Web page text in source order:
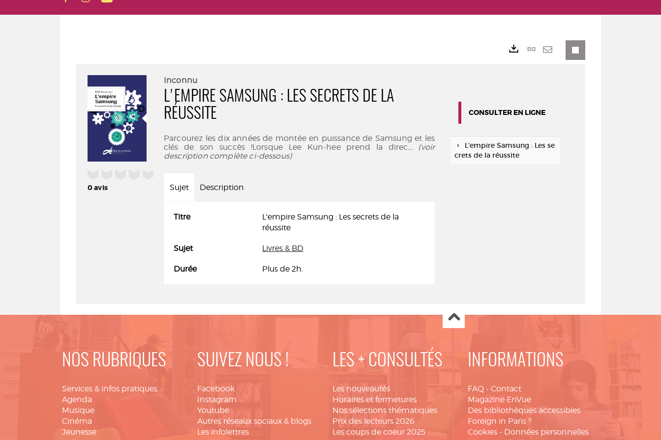
0avis
Inconnu
L'EMPIRE SAMSUNG : LES SECRETS DE LA
RÉUSSITE
Parcourez les dix années de montée en puissance de Samsung et les
clés de son succès !Lorsque Lee Kun-hee prend la direc... (voir
description complète ci-dessous)
Sujet Description
Titre
L'empire Samsung : Les secrets de la
réussite
Sujet Livres & BD
Durée Plus de 2h.
Lien
CONSULTER EN LIGNE
L'empire Samsung : Les se
crets de la réussite
NOS RUBRIQUES
Services & infos pratiques
Agenda
Musique
Cinéma
Jeunesse
SUIVEZ NOUS !
Facebook
Instagram
Youtube
Autres réseaux sociaux & blogs
Les infolettres
LES + CONSULTÉS
Les nouveautés
Horaires et fermetures
Nos sélections thématiques
Prix des lecteurs 2026
Les coups de coeur 2025
INFORMATIONS
FAQ - Contact
Magazine EnVue
Des bibliothèques accessibles
Foreign in Paris ?
Cookies - Données personnelles